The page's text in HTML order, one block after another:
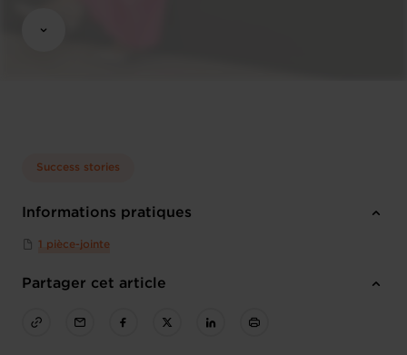
Success stories
Informations pratiques
1 pièce-jointe
Partager cet article